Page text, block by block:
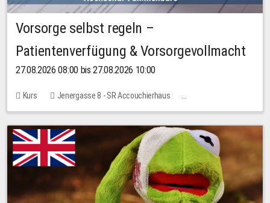
Vorsorge selbst regeln –
Patientenverfügung & Vorsorgevollmacht
27.08.2026 08:00 bis 27.08.2026 10:00
Kurs
Jenergasse 8 - SR Accouchierhaus
Keine freien Plätze